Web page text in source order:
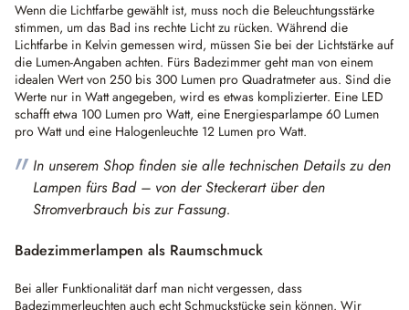
Wenn die Lichtfarbe gewählt ist, muss noch die Beleuchtungsstärke
stimmen, um das Bad ins rechte Licht zu rücken. Während die
Lichtfarbe in Kelvin gemessen wird, müssen Sie bei der Lichtstärke auf
die Lumen-Angaben achten. Fürs Badezimmer geht man von einem
idealen Wert von 250 bis 300 Lumen pro Quadratmeter aus. Sind die
Werte nur in Watt angegeben, wird es etwas komplizierter. Eine LED
schafft etwa 100 Lumen pro Watt, eine Energiesparlampe 60 Lumen
pro Watt und eine Halogenleuchte 12 Lumen pro Watt.
In unserem Shop finden sie alle technischen Details zu den
Lampen fürs Bad – von der Steckerart über den
Stromverbrauch bis zur Fassung.
Badezimmerlampen als Raumschmuck
Bei aller Funktionalität darf man nicht vergessen, dass
Badezimmerleuchten auch echt Schmuckstücke sein können. Wir